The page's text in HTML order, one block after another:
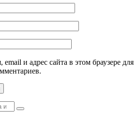
и адрес сайта в этом браузере для